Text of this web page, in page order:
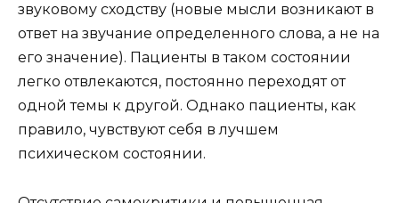
звуковому сходству (новые мысли возникают в
ответ на звучание определенного слова, а не на
его значение). Пациенты в таком состоянии
легко отвлекаются, постоянно переходят от
одной темы к другой. Однако пациенты, как
правило, чувствуют себя в лучшем
психическом состоянии.